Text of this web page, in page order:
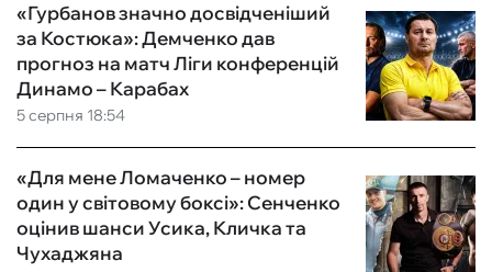
5 серпня 18:54
«Гурбанов значно досвідченіший
за Костюка»: Демченко дав
прогноз на матч Ліги конференцій
Динамо – Карабах
«Для мене Ломаченко – номер
один у світовому боксі»: Сенченко
оцінив шанси Усика, Кличка та
Чухаджяна